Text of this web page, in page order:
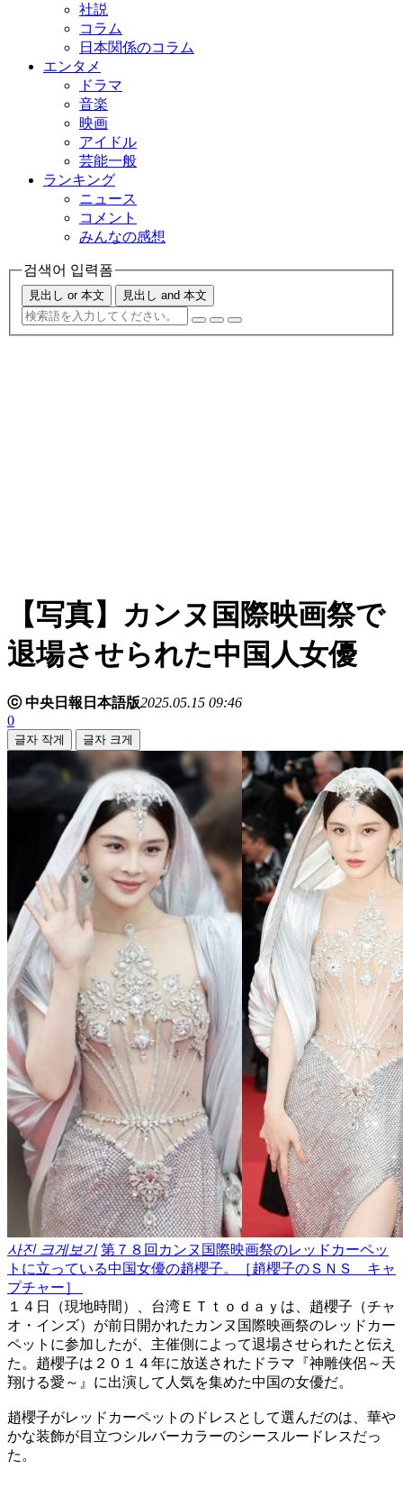
社説
コラム
日本関係のコラム
エンタメ
ドラマ
音楽
映画
アイドル
芸能一般
ランキング
ニュース
コメント
みんなの感想
검색어 입력폼
見出し or 本文 見出し and 本文
【写真】カンヌ国際映画祭で
退場させられた中国人女優
ⓒ 中央日報日本語版2025.05.15 09:46
0
글자 작게 글자 크게
사진 크게보기 第７８回カンヌ国際映画祭のレッドカーペッ
トに立っている中国女優の趙櫻子。［趙櫻子のＳＮＳ キャ
プチャー］ ​
​１４日（現地時間）、台湾ＥＴｔｏｄａｙは、趙櫻子（チャ
オ・インズ）が前日開かれたカンヌ国際映画祭のレッドカー
ペットに参加したが、主催側によって退場させられたと伝え
た。趙櫻子は２０１４年に放送されたドラマ『神雕侠侶～天
翔ける愛～』に出演して人気を集めた中国の女優だ。
趙櫻子がレッドカーペットのドレスとして選んだのは、華や
かな装飾が目立つシルバーカラーのシースルードレスだっ
た。